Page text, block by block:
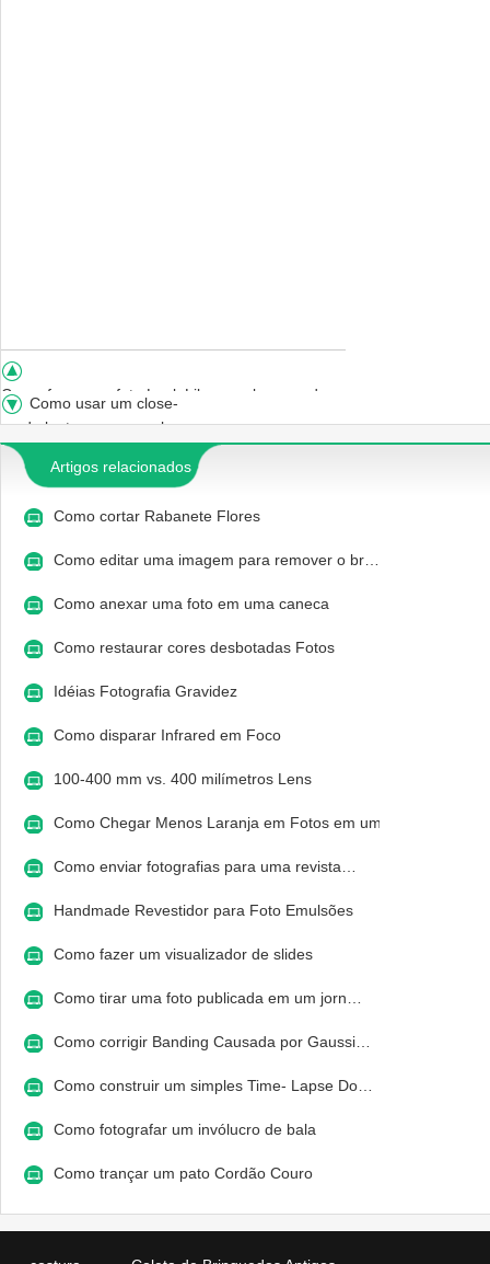
Como fazer sua foto Look Like papel enrugado
Como usar um close-
up da lente com uma alonga
Artigos relacionados
Como cortar Rabanete Flores
Como editar uma imagem para remover o br…
Como anexar uma foto em uma caneca
Como restaurar cores desbotadas Fotos
Idéias Fotografia Gravidez
Como disparar Infrared em Foco
100-400 mm vs. 400 milímetros Lens
Como Chegar Menos Laranja em Fotos em um…
Como enviar fotografias para uma revista…
Handmade Revestidor para Foto Emulsões
Como fazer um visualizador de slides
Como tirar uma foto publicada em um jorn…
Como corrigir Banding Causada por Gaussi…
Como construir um simples Time- Lapse Do…
Como fotografar um invólucro de bala
Como trançar um pato Cordão Couro